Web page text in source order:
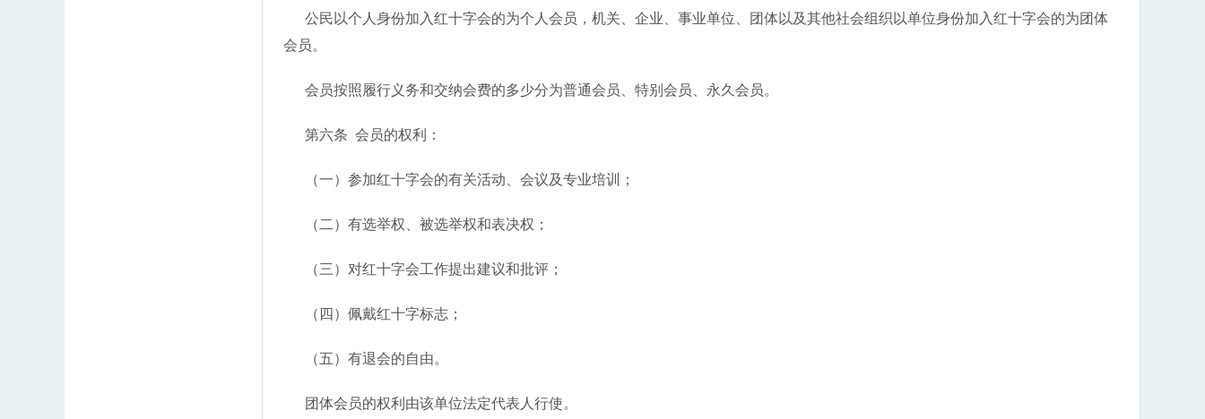
公民以个人身份加入红十字会的为个人会员，机关、企业、事业单位、团体以及其他社会组织以单位身份加入红十字会的为团体
会员。
会员按照履行义务和交纳会费的多少分为普通会员、特别会员、永久会员。
第六条 会员的权利：
（一）参加红十字会的有关活动、会议及专业培训；
（二）有选举权、被选举权和表决权；
（三）对红十字会工作提出建议和批评；
（四）佩戴红十字标志；
（五）有退会的自由。
团体会员的权利由该单位法定代表人行使。